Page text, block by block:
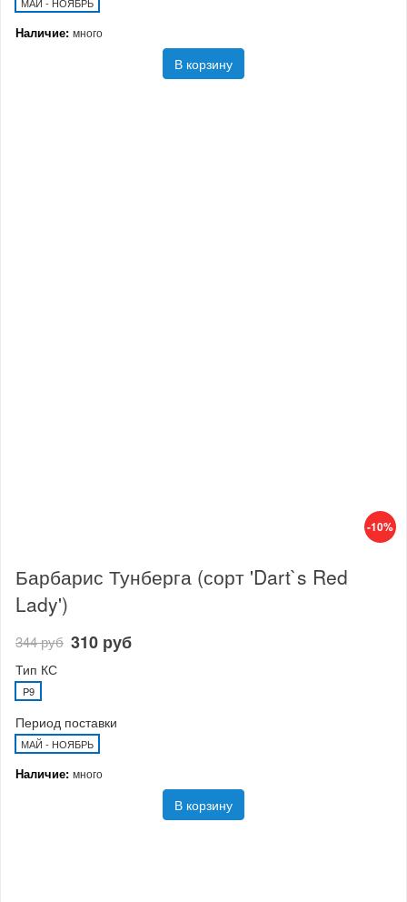
Наличие: много
В корзину
-10%
Барбарис Тунберга (сорт 'Dart`s Red
Lady')
344 руб 310 руб
Тип КС
P9
Период поставки
МАЙ - НОЯБРЬ
Наличие: много
В корзину